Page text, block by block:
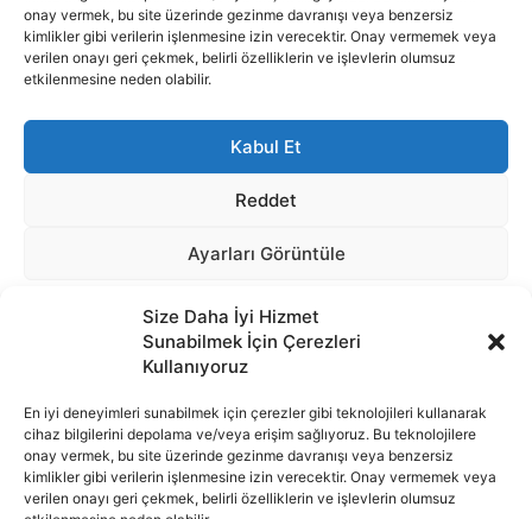
Size Daha İyi Hizmet
Sunabilmek İçin Çerezleri
Kullanıyoruz
En iyi deneyimleri sunabilmek için çerezler gibi teknolojileri kullanarak
cihaz bilgilerini depolama ve/veya erişim sağlıyoruz. Bu teknolojilere
onay vermek, bu site üzerinde gezinme davranışı veya benzersiz
kimlikler gibi verilerin işlenmesine izin verecektir. Onay vermemek veya
verilen onayı geri çekmek, belirli özelliklerin ve işlevlerin olumsuz
İnternet portalımızda yer alan tüm haber metini, resim ve benzeri
içeriğin hakları Sigortamedya Yayıncılık A.Ş.'ye aittir. Hiçbir şekilde
basılı ya da elektronik bir ortamda, kaynak gösterilse bile izin